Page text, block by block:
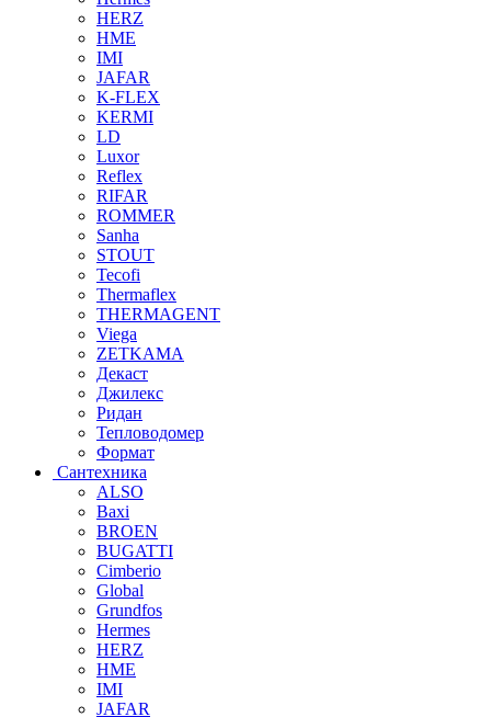
HERZ
HME
IMI
JAFAR
K-FLEX
KERMI
LD
Luxor
Reflex
RIFAR
ROMMER
Sanha
STOUT
Tecofi
Thermaflex
THERMAGENT
Viega
ZETKAMA
Декаст
Джилекс
Ридан
Тепловодомер
Формат
Сантехника
ALSO
Baxi
BROEN
BUGATTI
Cimberio
Global
Grundfos
Hermes
HERZ
HME
IMI
JAFAR